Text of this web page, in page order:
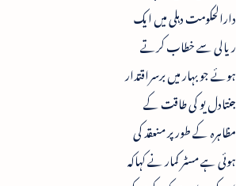
دارالحکومت دہلی میں ایک
ریالی سے خطاب کرتے
ہوئے جو بہار میں برسراقتدار
جنتادل یو کی طاقت کے
مظاہرہ کے طورپر منعقد کی
ہوئی ہے مسٹر کمار نے کہاکہ